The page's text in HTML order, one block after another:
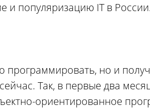
и популяризацию IT в России.
но и
Так, в первые два
ориентированное